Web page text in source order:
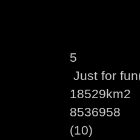
5
Just for
18529km2
8536958
(10)